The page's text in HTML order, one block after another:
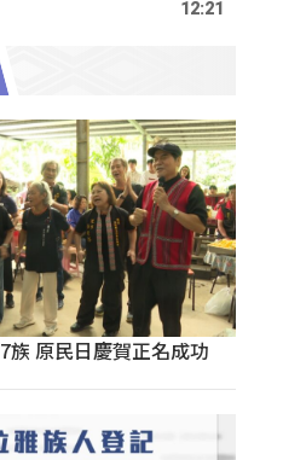
12:21
族 原民日慶賀正名成功